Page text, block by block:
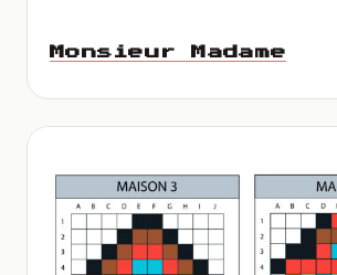
Monsieur Madame